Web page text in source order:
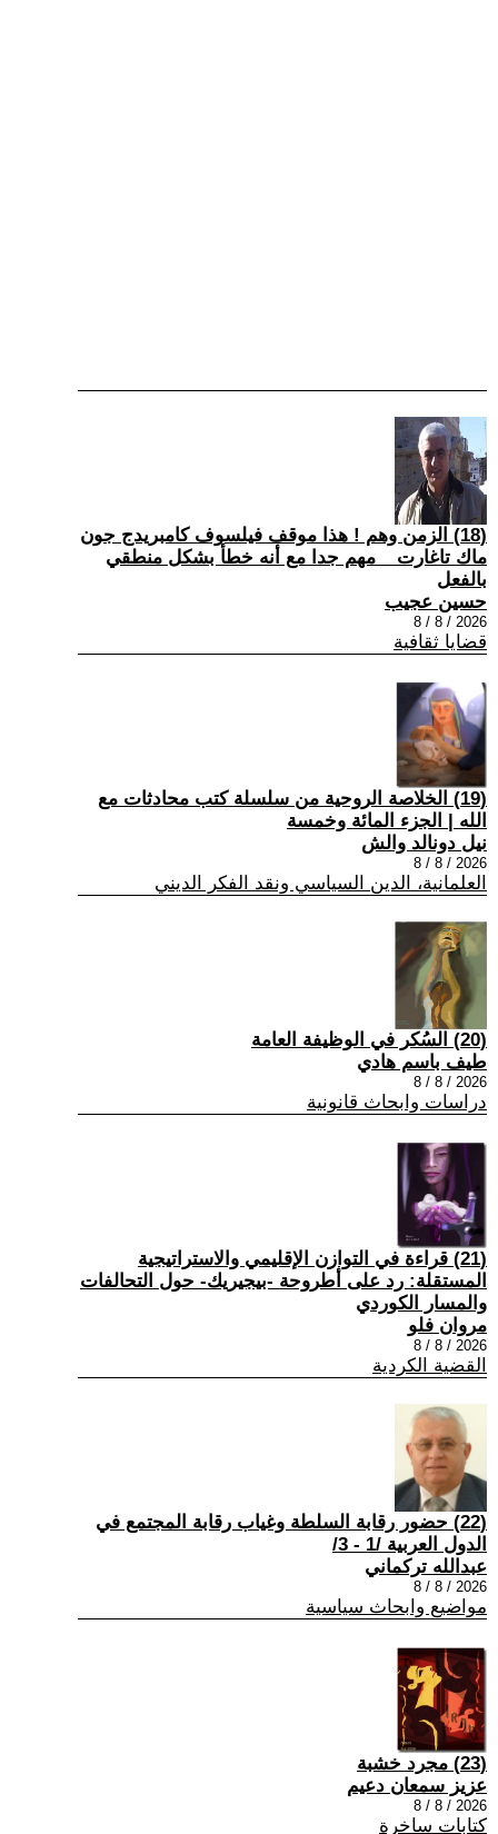
(18) الزمن وهم ! هذا موقف فيلسوف كامبريدج جون
ماك تاغارت _ مهم جدا مع أنه خطأ بشكل منطقي
بالفعل
حسين عجيب
2026 / 8 / 8
قضايا ثقافية
(19) الخلاصة الروحية من سلسلة كتب محادثات مع
الله | الجزء المائة وخمسة
نيل دونالد والش
2026 / 8 / 8
العلمانية، الدين السياسي ونقد الفكر الديني
(20) السُكر في الوظيفة العامة
طيف باسم هادي
2026 / 8 / 8
دراسات وابحاث قانونية
(21) قراءة في التوازن الإقليمي والاستراتيجية
المستقلة: رد على أطروحة -بيجيريك- حول التحالفات
والمسار الكوردي
مروان فلو
2026 / 8 / 8
القضية الكردية
(22) حضور رقابة السلطة وغياب رقابة المجتمع في
الدول العربية /1 - 3/
عبدالله تركماني
2026 / 8 / 8
مواضيع وابحاث سياسية
(23) مجرد خشبة
عزيز سمعان دعيم
2026 / 8 / 8
كتابات ساخرة